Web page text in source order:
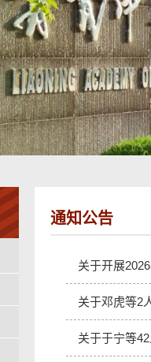
通知公告
关于开展
关于邓虎等2
关于于宁等